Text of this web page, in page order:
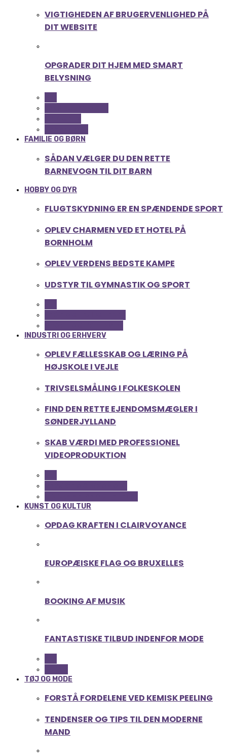
VIGTIGHEDEN AF BRUGERVENLIGHED PÅ
DIT WEBSITE
OPGRADER DIT HJEM MED SMART
BELYSNING
FAMILIE OG BØRN
SÅDAN VÆLGER DU DEN RETTE
BARNEVOGN TIL DIT BARN
HOBBY OG DYR
FLUGTSKYDNING ER EN SPÆNDENDE SPORT
OPLEV CHARMEN VED ET HOTEL PÅ
BORNHOLM
OPLEV VERDENS BEDSTE KAMPE
UDSTYR TIL GYMNASTIK OG SPORT
INDUSTRI OG ERHVERV
OPLEV FÆLLESSKAB OG LÆRING PÅ
HØJSKOLE I VEJLE
TRIVSELSMÅLING I FOLKESKOLEN
FIND DEN RETTE EJENDOMSMÆGLER I
SØNDERJYLLAND
SKAB VÆRDI MED PROFESSIONEL
VIDEOPRODUKTION
KUNST OG KULTUR
OPDAG KRAFTEN I CLAIRVOYANCE
EUROPÆISKE FLAG OG BRUXELLES
BOOKING AF MUSIK
FANTASTISKE TILBUD INDENFOR MODE
TØJ OG MODE
FORSTÅ FORDELENE VED KEMISK PEELING
TENDENSER OG TIPS TIL DEN MODERNE
MAND